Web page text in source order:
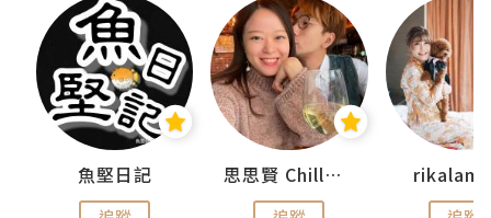
魚堅日記 思思賢 ChillMyBabe